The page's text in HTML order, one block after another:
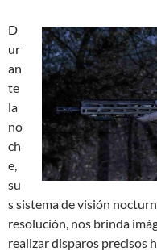
D
ur
an
te
la
no
ch
e,
su
s sistema de visión
resolución, nos brinda
realizar disparos precisos